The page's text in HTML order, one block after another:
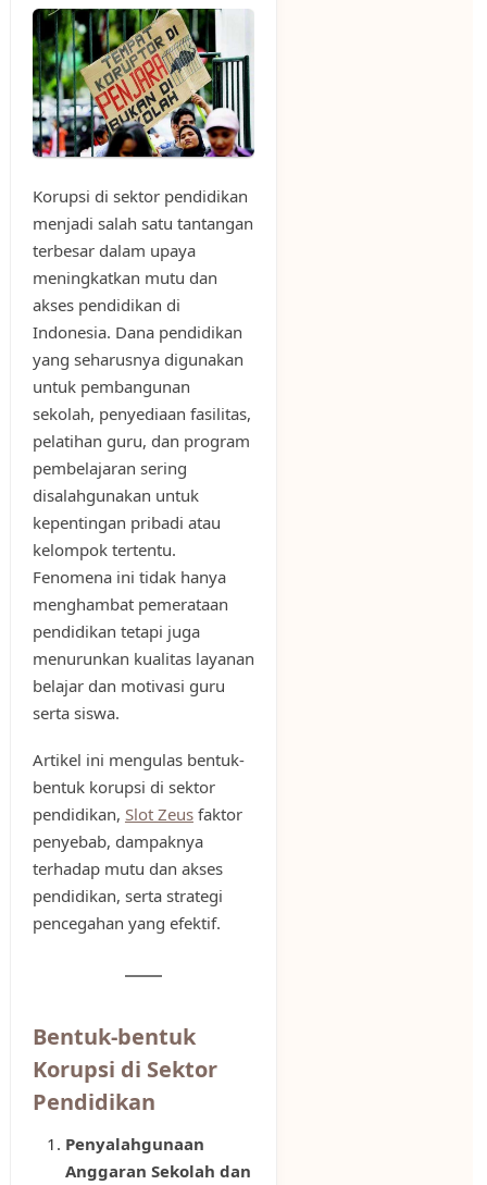
Korupsi di sektor pendidikan
menjadi salah satu tantangan
terbesar dalam upaya
meningkatkan mutu dan
akses pendidikan di
Indonesia. Dana pendidikan
yang seharusnya digunakan
untuk pembangunan
sekolah, penyediaan fasilitas,
pelatihan guru, dan program
pembelajaran sering
disalahgunakan untuk
kepentingan pribadi atau
kelompok tertentu.
Fenomena ini tidak hanya
menghambat pemerataan
pendidikan tetapi juga
menurunkan kualitas layanan
belajar dan motivasi guru
serta siswa.
Artikel ini mengulas bentuk-
bentuk korupsi di sektor
pendidikan, Slot Zeusfaktor
penyebab, dampaknya
terhadap mutu dan akses
pendidikan, serta strategi
pencegahan yang efektif.
Bentuk-bentuk
Korupsi di Sektor
Pendidikan
Penyalahgunaan
Anggaran Sekolah dan